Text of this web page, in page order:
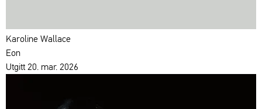
Karoline Wallace
Eon
Utgitt 20. mar. 2026